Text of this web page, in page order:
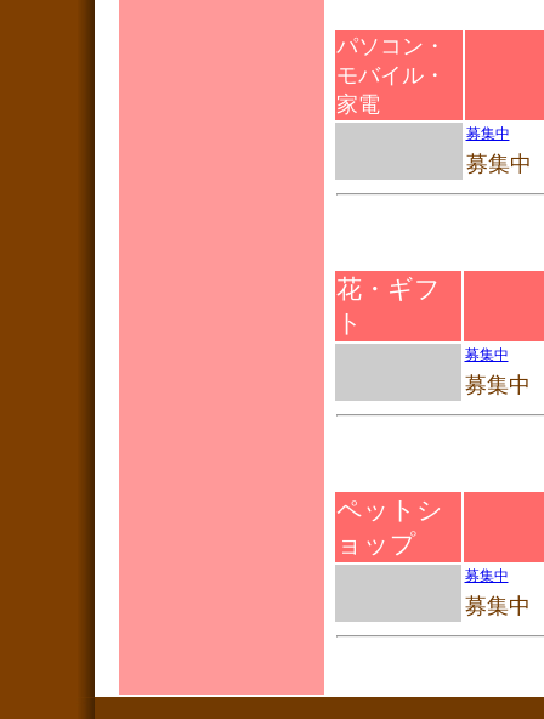
パソコン・
モバイル・
家電
募集中
募集中
花・ギフ
ト
募集中
募集中
ペットシ
ョップ
募集中
募集中